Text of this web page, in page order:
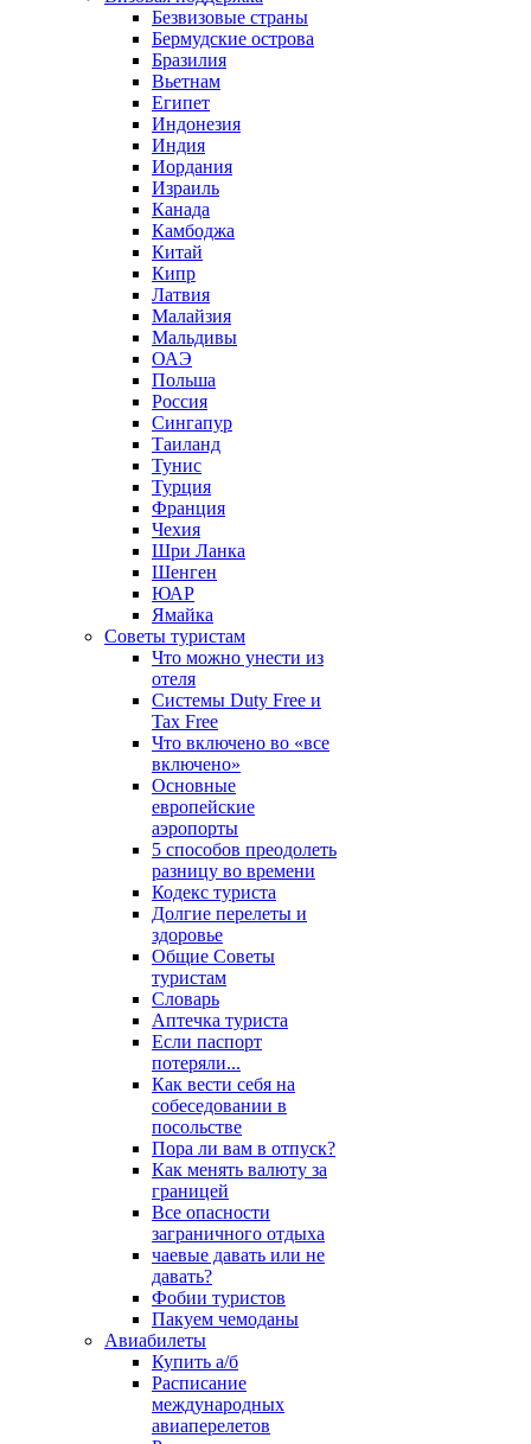
Безвизовые страны
Бермудские острова
Бразилия
Вьетнам
Египет
Индонезия
Индия
Иордания
Израиль
Канада
Камбоджа
Китай
Кипр
Латвия
Малайзия
Мальдивы
ОАЭ
Польша
Россия
Сингапур
Таиланд
Тунис
Турция
Франция
Чехия
Шри Ланка
Шенген
ЮАР
Ямайка
Советы туристам
Что можно унести из
отеля
Системы Duty Free и
Tax Free
Что включено во «все
включено»
Основные
европейские
аэропорты
5 способов преодолеть
разницу во времени
Кодекс туриста
Долгие перелеты и
здоровье
Общие Советы
туристам
Словарь
Аптечка туриста
Если паспорт
потеряли...
Как вести себя на
собеседовании в
посольстве
Пора ли вам в отпуск?
Как менять валюту за
границей
Все опасности
заграничного отдыха
чаевые давать или не
давать?
Фобии туристов
Пакуем чемоданы
Авиабилеты
Купить а/б
Расписание
международных
авиаперелетов